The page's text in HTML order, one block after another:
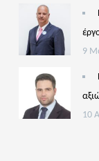
9
10